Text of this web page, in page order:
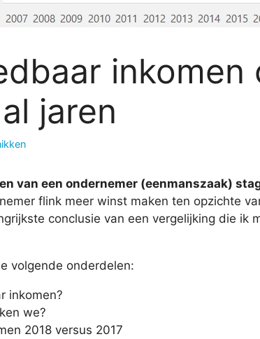
inkomen
jaren
van een ondernemer (eenmanszaak)
flink meer winst maken ten opzichte
conclusie van een vergelijking die ik
volgende onderdelen:
inkomen?
we?
2018 versus 2017